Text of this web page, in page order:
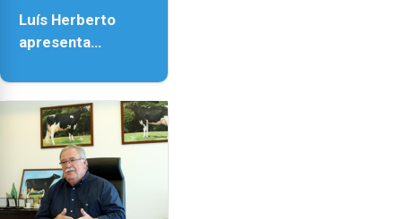
Luís Herberto
apresenta
Paisagem’